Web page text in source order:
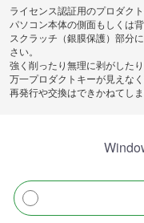
ライセンス認証用のプロダク
パソコン本体の側面もしくは
スクラッチ（銀膜保護）部分
さい。
強く削ったり無理に剥がした
万一プロダクトキーが見えな
再発行や交換はできかねてし